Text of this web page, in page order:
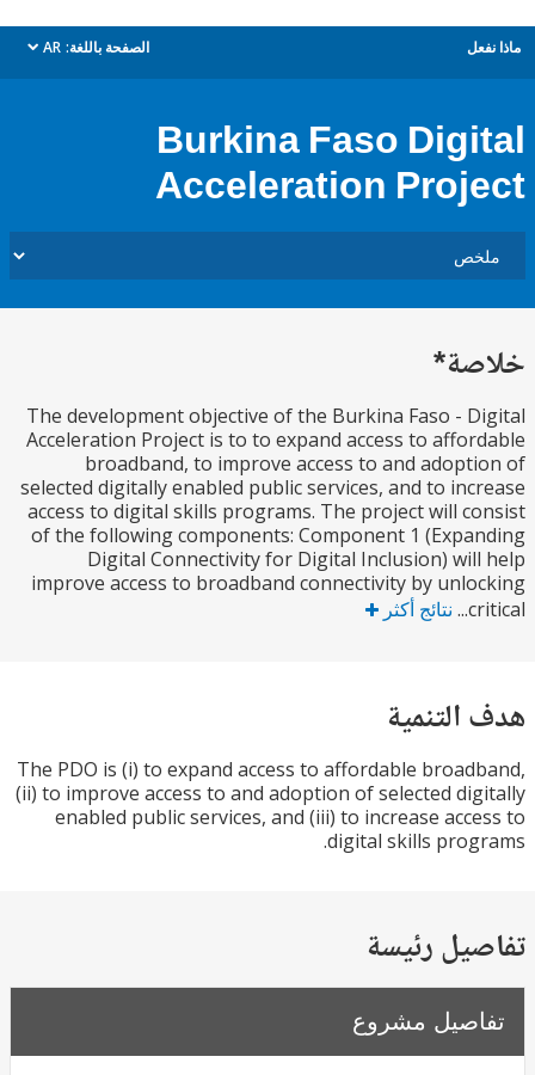
الصفحة باللغة: AR
dropdown
Burkina Faso
Acceleration
The development objective of the Burkina Faso -
Acceleration Project is to to expand access to
broadband, to improve access to and
selected digitally enabled public services, and to
access to digital skills programs. The project will
of the following components: Component 1
Digital Connectivity for Digital Inclusion)
improve access to broadband connectivity by
نتائج أكثر
The PDO is (i) to expand access to affordable
(ii) to improve access to and adoption of selected
enabled public services, and (iii) to increase
digital skills
رئيسة
مشروع